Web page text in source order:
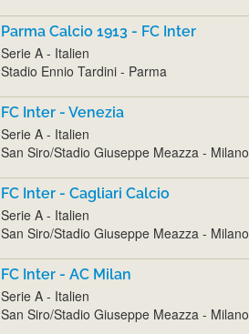
Parma Calcio 1913 - FC Inter
Serie A - Italien
Stadio Ennio Tardini - Parma
FC Inter - Venezia
Serie A - Italien
San Siro/Stadio Giuseppe Meazza - Milano
FC Inter - Cagliari Calcio
Serie A - Italien
San Siro/Stadio Giuseppe Meazza - Milano
FC Inter - AC Milan
Serie A - Italien
San Siro/Stadio Giuseppe Meazza - Milano